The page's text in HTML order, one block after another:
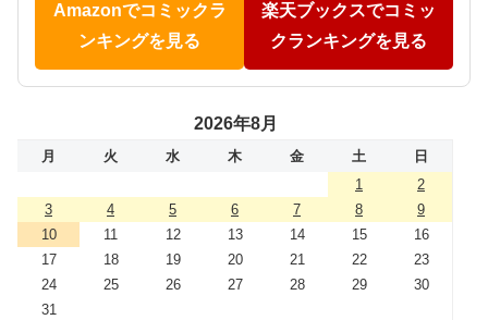
Amazonでコミックラ
ンキングを見る
楽天ブックスでコミッ
クランキングを見る
2026年8月
月 火 水 木 金 土
日
1
2
3
4 5 6 7 8
9
10
11 12 13 14 15
16
17
18 19 20 21 22
23
24
25 26 27 28 29
30
31